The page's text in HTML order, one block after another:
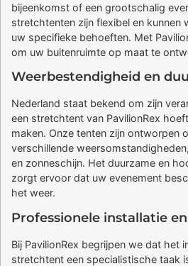
bijeenkomst of een grootschalig
stretchtenten zijn flexibel en kunnen
uw specifieke behoeften. Met
om uw buitenruimte op maat te
Weerbestendigheid en
Nederland staat bekend om zijn
een stretchtent van PavilionRex
maken. Onze tenten zijn ontworpen
verschillende
en zonneschijn. Het duurzame en
zorgt ervoor dat uw evenement
het weer.
Professionele installatie
Bij PavilionRex begrijpen we dat het
stretchtent een specialistische taak